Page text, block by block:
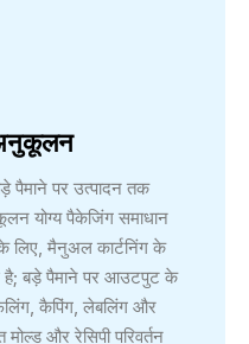
पैमाने पर उत्पादन तक
योग्य पैकेजिंग समाधान
लिए, मैनुअल कार्टनिंग के
है; बड़े पैमाने पर आउटपुट के
कैपिंग, लेबलिंग और
और रेसिपी परिवर्तन